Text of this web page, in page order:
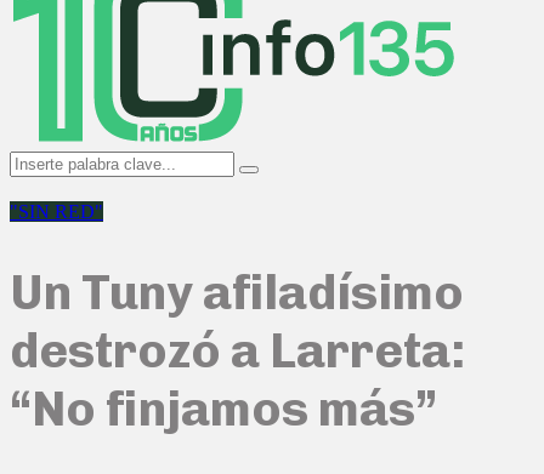
Search
for:
Search
"SIN RED"
Un Tuny afiladísimo
destrozó a Larreta:
“No finjamos más”